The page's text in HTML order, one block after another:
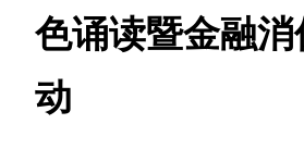
色诵读暨金融
动